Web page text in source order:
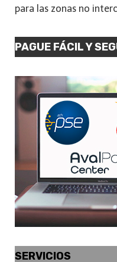
para las zonas no
PAGUE FÁCIL Y
SERVICIOS